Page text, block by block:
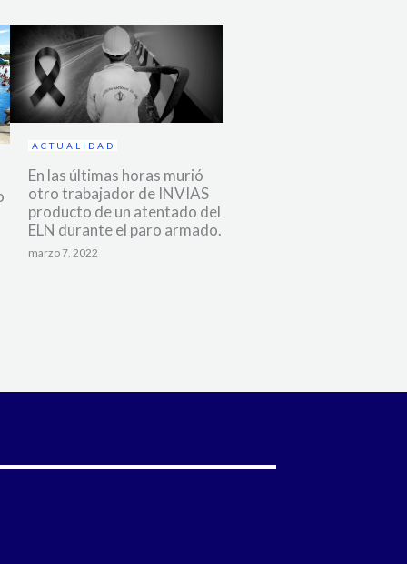
ACTUALIDAD
En las últimas horas murió
otro trabajador de INVIAS
producto de un atentado del
ELN durante el paro armado.
marzo 7, 2022